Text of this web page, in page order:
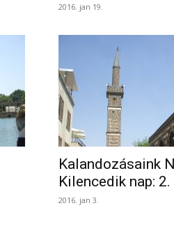
2016. jan 19.
Kalandozásaink
Kilencedik nap: 2.
2016. jan 3.